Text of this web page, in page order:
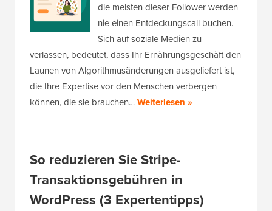
die meisten dieser Follower werden
nie einen Entdeckungscall buchen.
Sich auf soziale Medien zu
verlassen, bedeutet, dass Ihr Ernährungsgeschäft den
Launen von Algorithmusänderungen ausgeliefert ist,
die Ihre Expertise vor den Menschen verbergen
können, die sie brauchen…Weiterlesen »
So reduzieren Sie Stripe-
Transaktionsgebühren in
WordPress (3 Expertentipps)